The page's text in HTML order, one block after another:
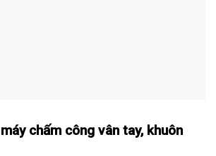
chấm công vân tay, khuôn